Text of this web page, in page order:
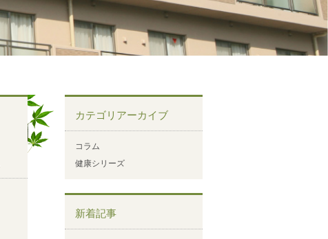
カテゴリアーカイブ
コラム
健康シリーズ
新着記事